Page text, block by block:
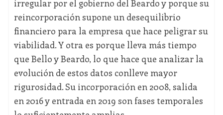
irregular por el gobierno del Beardo y porque su
reincorporación supone un desequilibrio
financiero para la empresa que hace peligrar su
viabilidad. Y otra es porque lleva más tiempo
que Bello y Beardo, lo que hace que analizar la
evolución de estos datos conlleve mayor
rigurosidad. Su incorporación en 2008, salida
en 2016 y entrada en 2019 son fases temporales